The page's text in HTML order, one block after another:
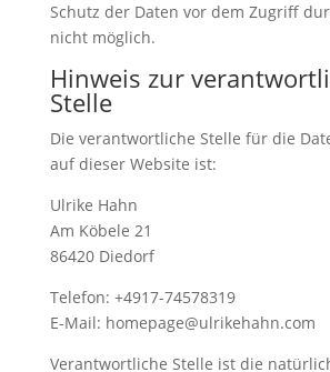
Schutz der Daten vor dem Zugriff
nicht möglich.
Hinweis zur
Stelle
Die verantwortliche Stelle für die
auf dieser Website ist:
Ulrike Hahn
Am Köbele 21
86420 Diedorf
Telefon: +4917-74578319
E-Mail: homepage@ulrikehahn.com
Verantwortliche Stelle ist die